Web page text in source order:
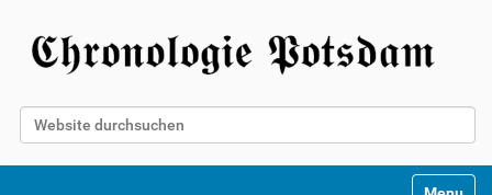
Website durchsuchen